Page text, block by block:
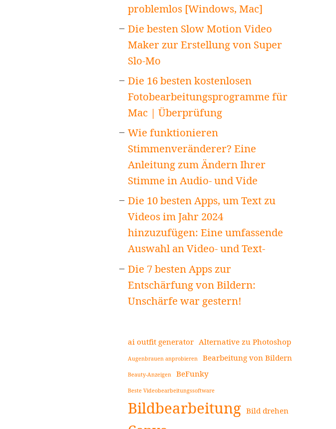
problemlos [Windows, Mac]
Die besten Slow Motion Video
Maker zur Erstellung von Super
Slo-Mo
Die 16 besten kostenlosen
Fotobearbeitungsprogramme für
Mac | Überprüfung
Wie funktionieren
Stimmenveränderer? Eine
Anleitung zum Ändern Ihrer
Stimme in Audio- und Vide
Die 10 besten Apps, um Text zu
Videos im Jahr 2024
hinzuzufügen: Eine umfassende
Auswahl an Video- und Text-
Die 7 besten Apps zur
Entschärfung von Bildern:
Unschärfe war gestern!
ai outfit generator Alternative zu Photoshop
Augenbrauen anprobieren Bearbeitung von Bildern
Beauty-Anzeigen BeFunky
Beste Videobearbeitungssoftware
Bildbearbeitung Bild drehen